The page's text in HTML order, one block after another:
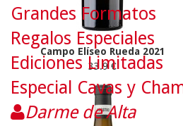
Campo Elíseo Rueda 2021
33.9 €
Grandes Formatos
Regalos Especiales
Ediciones Limitadas
Especial Cavas y
Darme de Alta